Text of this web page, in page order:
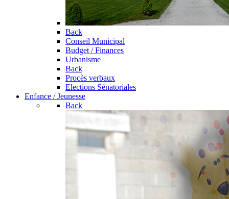
Back
Conseil Municipal
Budget / Finances
Urbanisme
Back
Procès verbaux
Elections Sénatoriales
Enfance / Jeunesse
Back